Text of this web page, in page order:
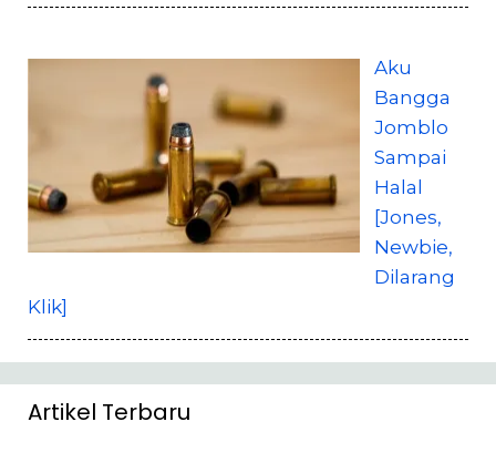
Aku
Bangga
Jomblo
Sampai
Halal
[Jones,
Newbie,
Dilarang
Klik]
Artikel Terbaru